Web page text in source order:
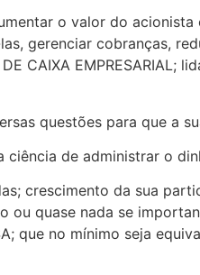
o valor do
gerenciar cobranças,
CAIXA
questões para que a
de administrar o
crescimento da sua
ou quase nada se
que no mínimo seja